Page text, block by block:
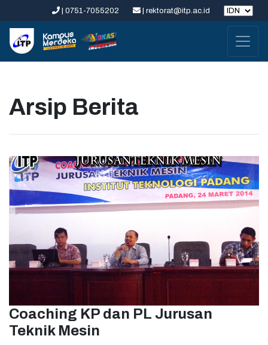
| 0751-7055202 | rektorat@itp.ac.id
Arsip Berita
Coaching KP dan PL Jurusan
Teknik Mesin